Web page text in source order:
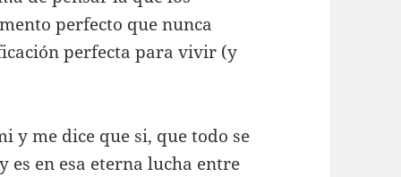
perfecto que nunca
perfecta para vivir (y
y me dice que si, que todo se
es en esa eterna lucha entre